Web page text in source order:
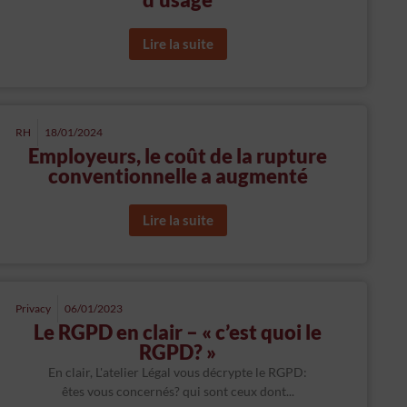
Lire la suite
RH 18/01/2024
Employeurs, le coût de la rupture
conventionnelle a augmenté
Lire la suite
Privacy 06/01/2023
Le RGPD en clair – « c’est quoi le
RGPD? »
En clair, L'atelier Légal vous décrypte le RGPD:
êtes vous concernés? qui sont ceux dont...